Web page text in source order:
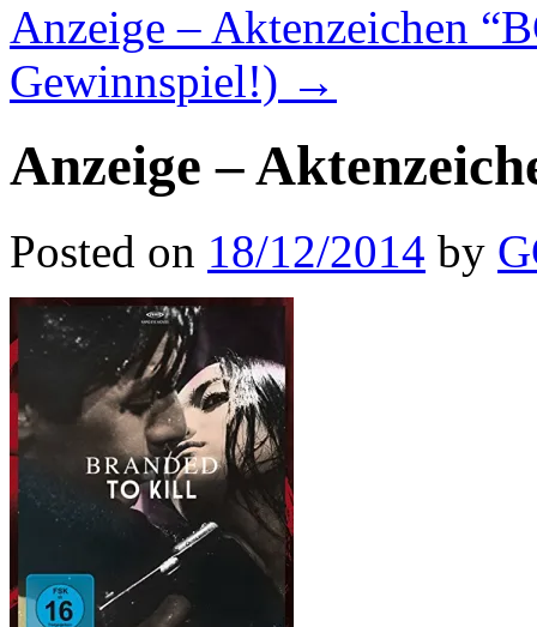
Anzeige – Aktenzeichen
Gewinnspiel!) →
Anzeige –
Posted on 18/12/2014 by